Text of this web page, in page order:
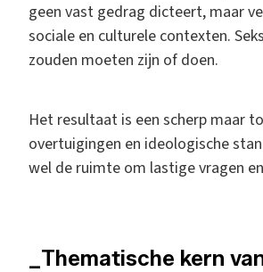
geen vast gedrag dicteert, maar
sociale en culturele contexten.
zouden moeten zijn of doen.
Het resultaat is een scherp maar
overtuigingen en ideologische
wel de ruimte om lastige vragen
_Thematische kern